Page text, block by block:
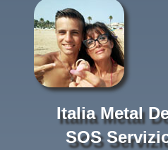
Italia Metal
SOS